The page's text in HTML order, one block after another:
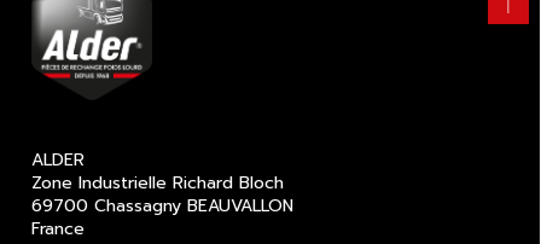
haut
ALDER
Zone Industrielle Richard Bloch
69700 Chassagny BEAUVALLON
France